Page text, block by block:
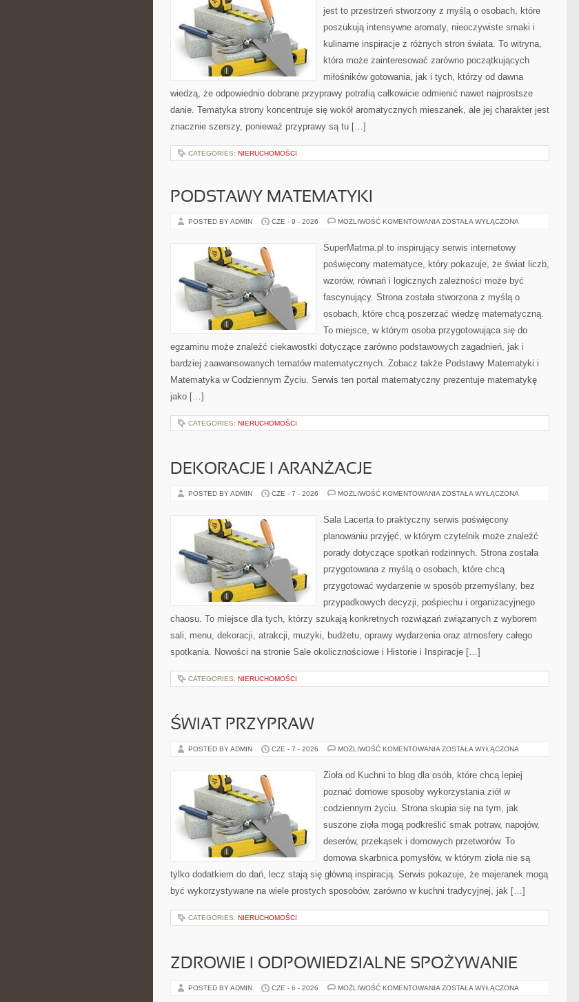
jest to przestrzeń stworzony z myślą o osobach, które
poszukują intensywne aromaty, nieoczywiste smaki i
kulinarne inspiracje z różnych stron świata. To witryna,
która może zainteresować zarówno początkujących
miłośników gotowania, jak i tych, którzy od dawna
wiedzą, że odpowiednio dobrane przyprawy potrafią całkowicie odmienić nawet najprostsze
danie. Tematyka strony koncentruje się wokół aromatycznych mieszanek, ale jej charakter jest
znacznie szerszy, ponieważ przyprawy są tu […]
CATEGORIES: NIERUCHOMOŚCI
PODSTAWY MATEMATYKI
POSTED BY ADMIN CZE - 9 - 2026 MOŻLIWOŚĆ KOMENTOWANIA PODSTAWY
ZOSTAŁA WYŁĄCZONA
SuperMatma.pl to inspirujący serwis internetowy
poświęcony matematyce, który pokazuje, że świat liczb,
wzorów, równań i logicznych zależności może być
fascynujący. Strona została stworzona z myślą o
osobach, które chcą poszerzać wiedzę matematyczną.
To miejsce, w którym osoba przygotowująca się do
egzaminu może znaleźć ciekawostki dotyczące zarówno podstawowych zagadnień, jak i
bardziej zaawansowanych tematów matematycznych. Zobacz także Podstawy Matematyki i
Matematyka w Codziennym Życiu. Serwis ten portal matematyczny prezentuje matematykę
jako […]
CATEGORIES: NIERUCHOMOŚCI
DEKORACJE I ARANŻACJE
POSTED BY ADMIN CZE - 7 - 2026 MOŻLIWOŚĆ KOMENTOWANIA DEKORACJE
ZOSTAŁA WYŁĄCZONA
Sala Lacerta to praktyczny serwis poświęcony
planowaniu przyjęć, w którym czytelnik może znaleźć
porady dotyczące spotkań rodzinnych. Strona została
przygotowana z myślą o osobach, które chcą
przygotować wydarzenie w sposób przemyślany, bez
przypadkowych decyzji, pośpiechu i organizacyjnego
chaosu. To miejsce dla tych, którzy szukają konkretnych rozwiązań związanych z wyborem
sali, menu, dekoracji, atrakcji, muzyki, budżetu, oprawy wydarzenia oraz atmosfery całego
spotkania. Nowości na stronie Sale okolicznościowe i Historie i Inspiracje […]
CATEGORIES: NIERUCHOMOŚCI
ŚWIAT PRZYPRAW
POSTED BY ADMIN CZE - 7 - 2026 MOŻLIWOŚĆ KOMENTOWANIA ŚWIAT
ZOSTAŁA WYŁĄCZONA
Zioła od Kuchni to blog dla osób, które chcą lepiej
poznać domowe sposoby wykorzystania ziół w
codziennym życiu. Strona skupia się na tym, jak
suszone zioła mogą podkreślić smak potraw, napojów,
deserów, przekąsek i domowych przetworów. To
domowa skarbnica pomysłów, w którym zioła nie są
tylko dodatkiem do dań, lecz stają się główną inspiracją. Serwis pokazuje, że majeranek mogą
być wykorzystywane na wiele prostych sposobów, zarówno w kuchni tradycyjnej, jak […]
CATEGORIES: NIERUCHOMOŚCI
ZDROWIE I ODPOWIEDZIALNE SPOŻYWANIE
POSTED BY ADMIN CZE - 6 - 2026 MOŻLIWOŚĆ KOMENTOWANIA ZDROWIE
ZOSTAŁA WYŁĄCZONA